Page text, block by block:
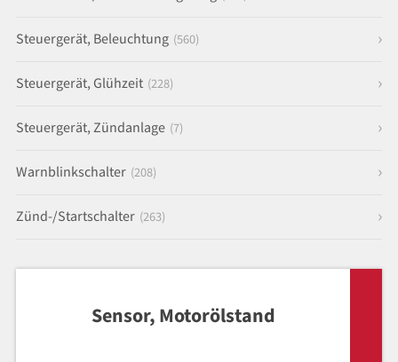
Sensor, Motorölstand
Steuergerät, Beleuchtung (560)
Steuergerät, Glühzeit (228)
Steuergerät, Zündanlage (7)
Warnblinkschalter (208)
Zünd-/Startschalter (263)